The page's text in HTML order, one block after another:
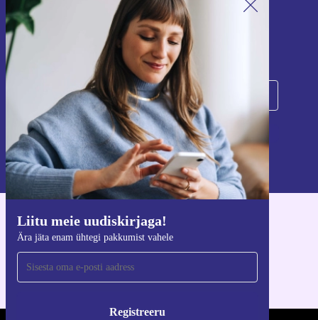
Liitu meie uudiskirjaga!
Ära jäta enam ühtegi pakkumist vahele
Registreeru
Liitu meie uudiskirjaga!
Ära jäta enam ühtegi pakkumist vahele.
Registreeru
Teavet isikuandmete kasutamise kohta leiate meie
privaatsuspoliitikast.
Hangi refurbed rakendus
iOS-i ja Androidi jaoks